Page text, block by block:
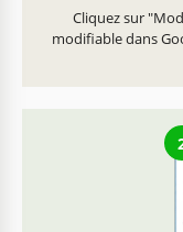
Cliquez sur
modifiable dans